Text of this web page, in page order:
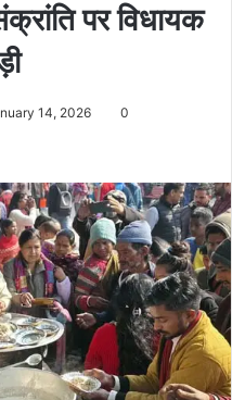
पर विधायक
14, 2026 0